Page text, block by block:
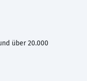
über 20.000